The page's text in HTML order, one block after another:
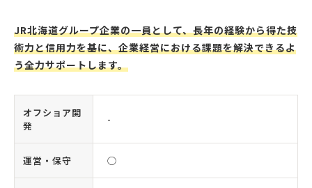
JR北海道グループ企業の一員として、長年の経験から得た技
術力と信用力を基に、企業経営における課題を解決できるよ
う全力サポートします。
オフショア開
発
-
運営・保守 ◯